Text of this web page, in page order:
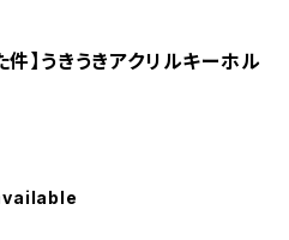
件】うきうきアクリルキーホル